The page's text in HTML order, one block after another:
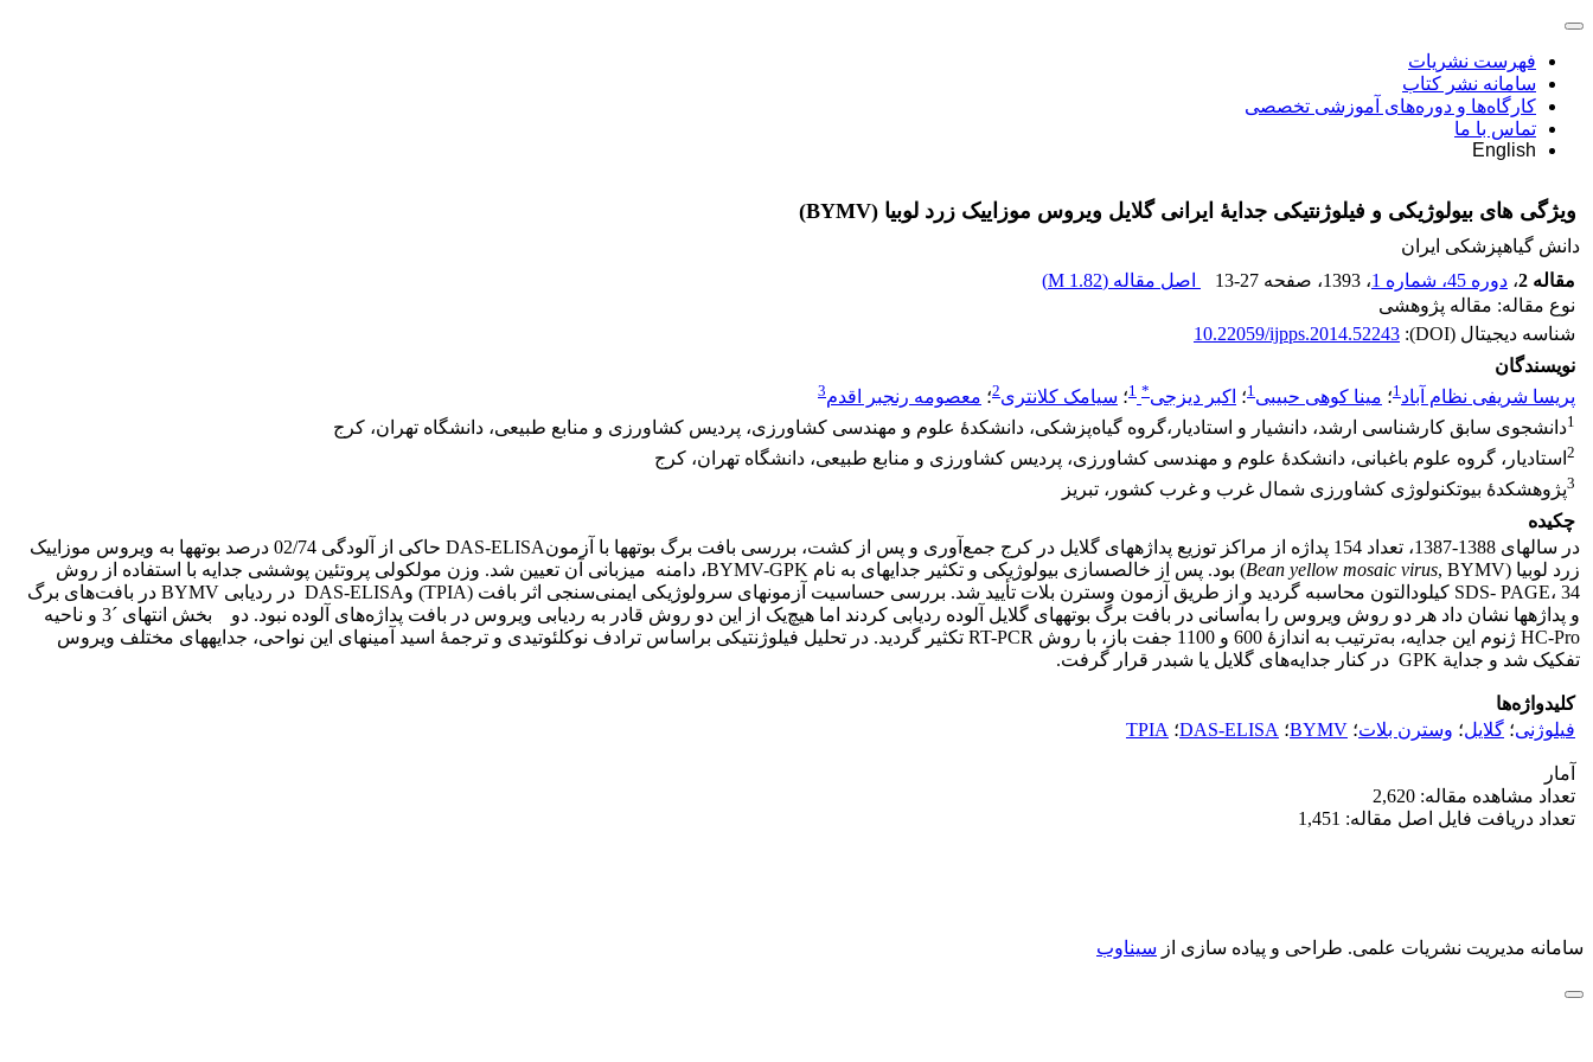
فهرست نشریات
سامانه نشر کتاب
کارگاه‌ها و دوره‌های آموزشی تخصصی
تماس با ما
English
ویژگی های بیولوژیکی و فیلوژنتیکی جدایۀ ایرانی گلایل ویروس موزاییک زرد لوبیا (BYMV)
دانش گیاهپزشکی ایران
مقاله 2
، دوره 45، شماره 1 ، 1393 ، صفحه 13-27 اصل مقاله (1.82 M
)
نوع مقاله: مقاله پژوهشی
شناسه دیجیتال (DOI):
10.22059/ijpps.2014.52243
نویسندگان
پریسا شریفی نظام آباد1؛ مینا کوهی حبیبی1؛ اکبر دیزجی*
1؛ سیامک کلانتری2؛ معصومه رنجبر اقدم3
1دانشجوی سابق کارشناسی ارشد، دانشیار و استادیار،گروه گیاه‌پزشکی، دانشکدۀ علوم و مهندسی کشاورزی، پردیس کشاورزی و منابع طبیعی، دانشگاه تهران، کرج
2 استادیار، گروه علوم باغبانی، دانشکدۀ علوم و مهندسی کشاورزی، پردیس کشاورزی و منابع طبیعی، دانشگاه تهران، کرج
3پژوهشکدۀ بیوتکنولوژی کشاورزی شمال غرب و غرب کشور، تبریز
چکیده
در سال­های 1388-1387، تعداد 154 پداژه از مراکز توزیع پداژه­های گلایل در کرج جمع‌آوری و پس از کشت، بررسی بافت برگ بوته­ها با آزمونDAS-ELISA حاکی از آلودگی 02/74 درصد بوته­ها به ویروس موزاییک
زرد لوبیا (
Bean yellow mosaic virus
, BYMV) بود. پس از خالص­سازی بیولوژیکی و تکثیر جدایه­ای به نام BYMV-GPK، دامنه میزبانی آن تعیین شد. وزن مولکولی پروتئین پوششی جدایه با استفاده از روش
SDS- PAGE، 34 کیلودالتون محاسبه گردید و از طریق آزمون وسترن بلات تأیید شد. بررسی حساسیت آزمون­های سرولوژیکی ایمنی‌سنجی اثر بافت (TPIA) وDAS-ELISA در ردیابی BYMV در بافت‌های برگ
و پداژه­ها نشان داد هر دو روش ویروس را به‌آسانی در بافت برگ بوته­های گلایل آلوده ردیابی کردند اما هیچ‌یک از این دو روش قادر به ردیابی ویروس در بافت پداژه‌های آلوده نبود. دو بخش انتهای ´3 و ناحیه
HC-Pro ژنوم این جدایه، به‌ترتیب به اندازۀ 600 و 1100 جفت باز، با روش RT-PCR تکثیر گردید. در تحلیل فیلوژنتیکی براساس ترادف­ نوکلئوتیدی و ترجمۀ اسید آمینه­ای این نواحی، جدایه­های مختلف ویروس
تفکیک شد و جدایة GPK در کنار جدایه‌های گلایل یا شبدر قرار گرفت.
کلیدواژه‌ها
فیلوژنی؛ گلایل؛ وسترن بلات؛ BYMV؛ DAS-ELISA؛ TPIA
آمار
تعداد مشاهده مقاله: 2,620
تعداد دریافت فایل اصل مقاله: 1,451
سامانه مدیریت نشریات علمی. طراحی و پیاده سازی از سیناوب